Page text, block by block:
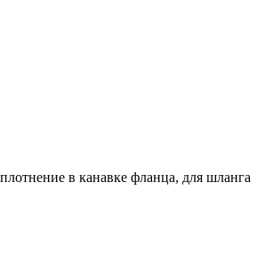
в канавке фланца, для шланга